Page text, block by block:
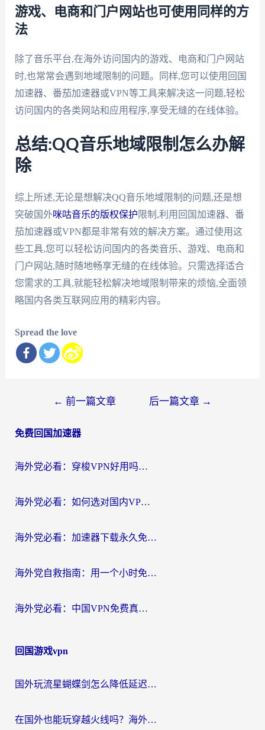
游戏、电商和门户网站也可使用同样的方
法
除了音乐平台,在海外访问国内的游戏、电商和门户网站
时,也常常会遇到地域限制的问题。同样,您可以使用回国
加速器、番茄加速器或VPN等工具来解决这一问题,轻松
访问国内的各类网站和应用程序,享受无缝的在线体验。
总结:QQ音乐地域限制怎么办解
除
综上所述,无论是想解决QQ音乐地域限制的问题,还是想
突破国外咪咕音乐的版权保护 限制,利用回国加速器、番
茄加速器或VPN都是非常有效的解决方案。通过使用这
些工具,您可以轻松访问国内的各类音乐、游戏、电商和
门户网站,随时随地畅享无缝的在线体验。只需选择适合
您需求的工具,就能轻松解决地域限制带来的烦恼,全面领
略国内各类互联网应用的精彩内容。
Spread the love
导
← 前一篇文章 后一篇文章 →
免费回国加速器
海外党必看：穿梭VPN好用吗？和云帆VPN对比哪个回国效果更好？附真实测评+避坑指南
海外党必看：如何选对国内VPN，实现无缝访问国内资源？
海外党必看：加速器下载永久免费版真的存在吗？教你无缝访问国内资源的正确姿势
海外党自救指南：用一个小时免费加速器，轻松打破国内资源访问壁垒？
海外党必看：中国VPN免费真的靠谱吗？手把手教你选对回国加速器
回国游戏vpn
国外玩流星蝴蝶剑怎么降低延迟？海外党必看的加速秘籍（含欧洲鸣潮&彩虹岛优化攻略）
在国外也能玩穿越火线吗？海外玩家国服游戏畅玩终极指南